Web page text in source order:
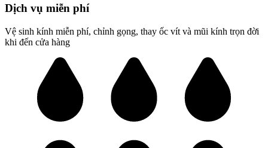
Dịch vụ miễn phí
Vệ sinh kính miễn phí, chỉnh gọng, thay ốc vít và mũi kính trọn đời
khi đến cửa hàng